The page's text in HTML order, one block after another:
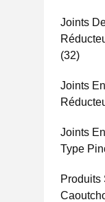
Joints
(32)
Joints
Joints
Type
Produits